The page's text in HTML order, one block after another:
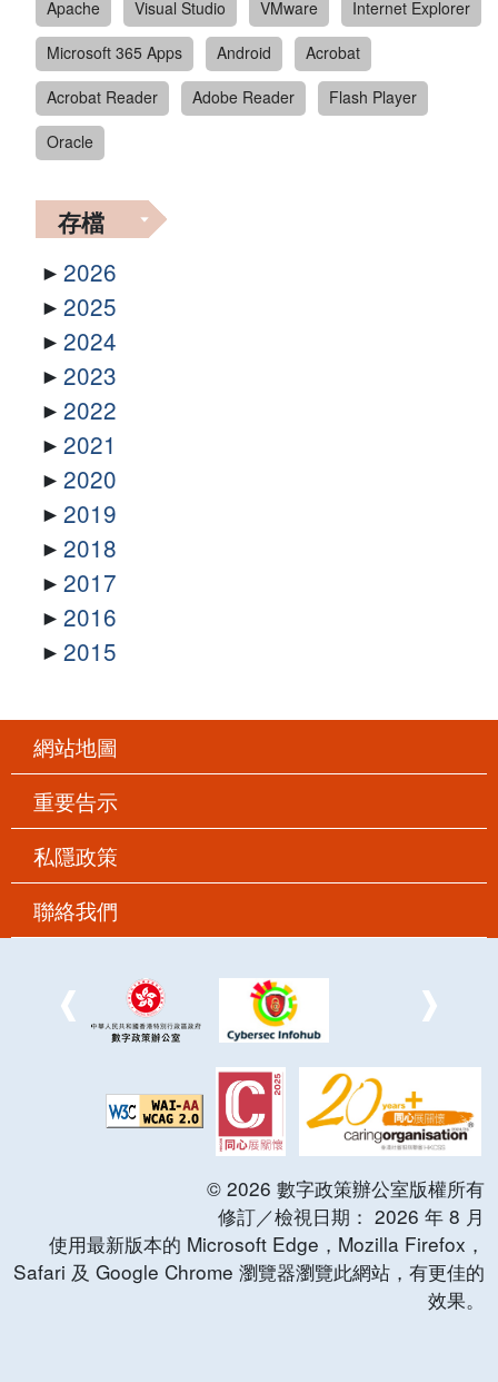
Apache
Visual Studio VMware
Internet Explorer
Microsoft 365 Apps
Android
Acrobat
Acrobat Reader
Adobe Reader
Flash Player
Oracle
存檔
2026
2025
2024
2023
2022
2021
2020
2019
2018
2017
2016
2015
網站地圖
重要告示
私隱政策
聯絡我們
© 2026 數字政策辦公室版權所有
修訂／檢視日期： 2026 年 8 月
使用最新版本的 Microsoft Edge，Mozilla Firefox，
Safari 及 Google Chrome 瀏覽器瀏覽此網站，有更佳的
效果。